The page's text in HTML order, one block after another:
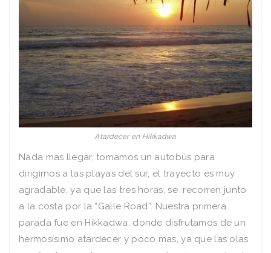
Atardecer en Hikkadwa
Nada mas llegar, tomamos un autobús para
dirigirnos a las playas del sur, el trayecto es muy
agradable, ya que las tres horas, se recorren junto
a la costa por la “Galle Road”. Nuestra primera
parada fue en Hikkadwa, donde disfrutamos de un
hermosísimo atardecer y poco mas, ya que las olas